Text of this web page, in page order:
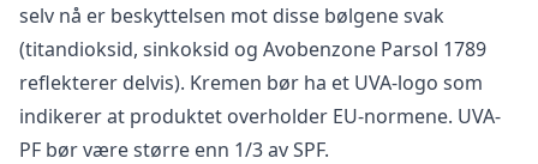
selv nå er beskyttelsen mot disse bølgene svak
(titandioksid, sinkoksid og Avobenzone Parsol 1789
reflekterer delvis). Kremen bør ha et UVA-logo som
indikerer at produktet overholder EU-normene. UVA-
PF bør være større enn 1/3 av SPF.